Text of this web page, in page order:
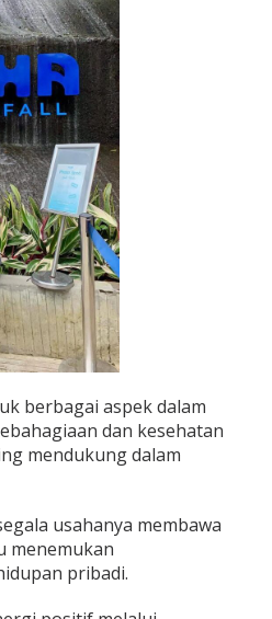
berbagai aspek dalam
dan kesehatan
mendukung dalam
usahanya membawa
menemukan
pribadi.